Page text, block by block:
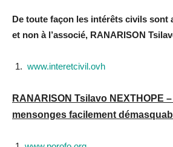
De toute façon les intérêts civils sont
et non à l’associé, RANARISON
www.interetcivil.ovh
RANARISON Tsilavo NEXTHOPE
mensonges facilement